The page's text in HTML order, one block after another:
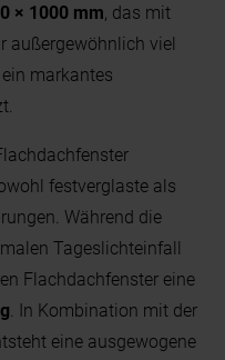
× 1000 mm, das mit
außergewöhnlich viel
markantes
festverglaste als
Während die
Tageslichteinfall
Flachdachfenster eine
. In Kombination mit der
eine ausgewogene